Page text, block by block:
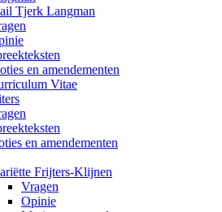
Tjerk Langman
en amendementen
Vitae
en amendementen
Frijters-Klijnen
Vragen
Opinie